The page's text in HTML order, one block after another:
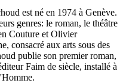
est né en 1974 à Genève.
genres: le roman, le théâtre
Couture et Olivier
consacré aux arts sous des
publie son premier roman,
Faim de siècle, installé à